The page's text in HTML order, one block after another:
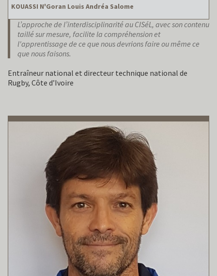
KOUASSI N'Goran Louis Andréa Salome
L’approche de l’interdisciplinarité au CISéL, avec son contenu
taillé sur mesure, facilite la compréhension et
l'apprentissage de ce que nous devrions faire ou même ce
que nous faisons.
Entraîneur national et directeur technique national de
Rugby, Côte d’Ivoire